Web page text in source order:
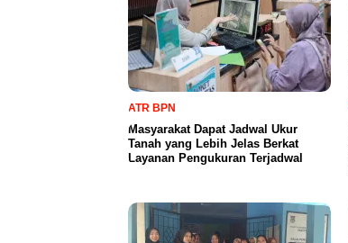
ATR BPN
Masyarakat Dapat Jadwal Ukur
Tanah yang Lebih Jelas Berkat
Layanan Pengukuran Terjadwal